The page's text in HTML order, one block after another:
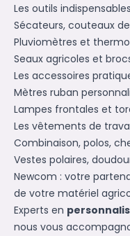
Les outils
Sécateurs, couteaux
Pluviomètres et
Seaux agricoles et
Les accessoires
Mètres ruban
Lampes frontales et
Les vêtements de
Combinaison, polos,
Vestes polaires,
Newcom : votre
de votre matériel
Experts en
nous vous